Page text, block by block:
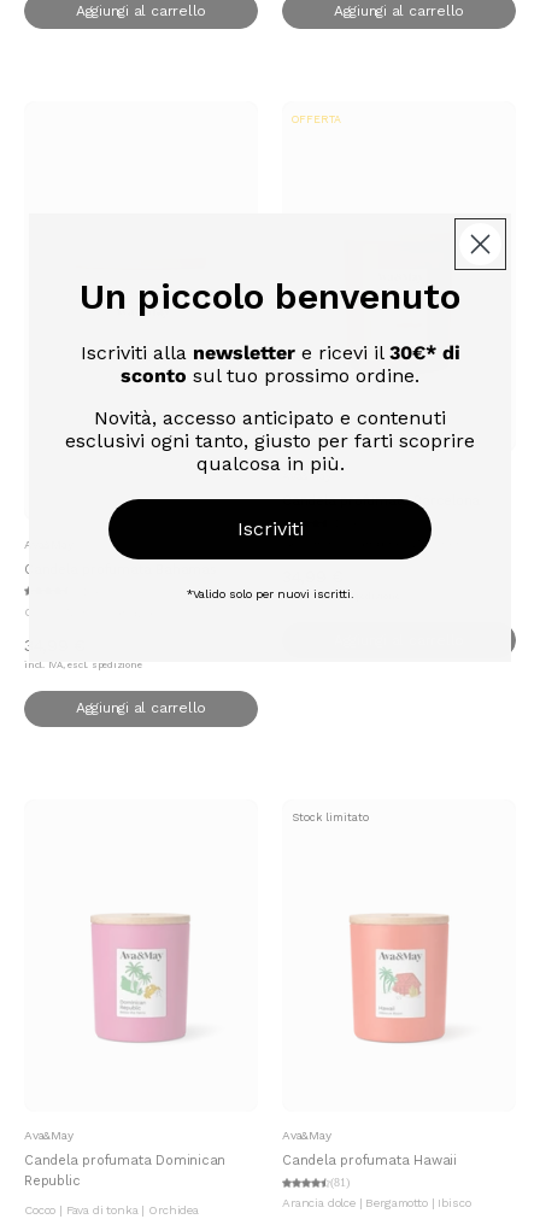
Aggiungi al carrello Aggiungi al carrello
Aggiungi al carrello
Ava&May
Candela profumata Bahamas
Cocco | Monoi | Vaniglia
34,99 €
incl. IVA, escl. spedizione
Aggiungi al carrello
OFFERTA
Ava&May
Candela profumata Barcelona
Gelsomino | Lampone | Zucchero
incl. IVA, escl. spedizione
Aggiungi al carrello
Ava&May
Candela profumata Dominican
Republic
Cocco | Fava di tonka | Orchidea
Stock limitato
Aggiungi al carrello
Ava&May
Candela profumata Hawaii
(81)
Arancia dolce | Bergamotto | Ibisco
Un piccolo benvenuto
Iscriviti alla newslettere ricevi il 30€* di
sconto sul tuo prossimo ordine.
Novità, accesso anticipato e contenuti
esclusivi ogni tanto, giusto per farti scoprire
qualcosa in più.
Iscriviti
*Valido solo per nuovi iscritti.